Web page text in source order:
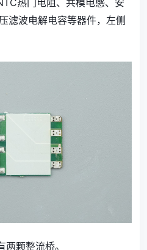
滤波电解电容等器件，左侧
颗整流桥。